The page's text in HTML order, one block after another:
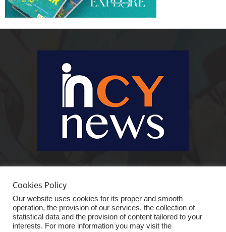
είστε πραγματικά in cynews στην επικαιρότητα.
Cookies Policy
Our website uses cookies for its proper and smooth
operation, the provision of our services, the collection of
statistical data and the provision of content tailored to your
interests. For more information you may visit the